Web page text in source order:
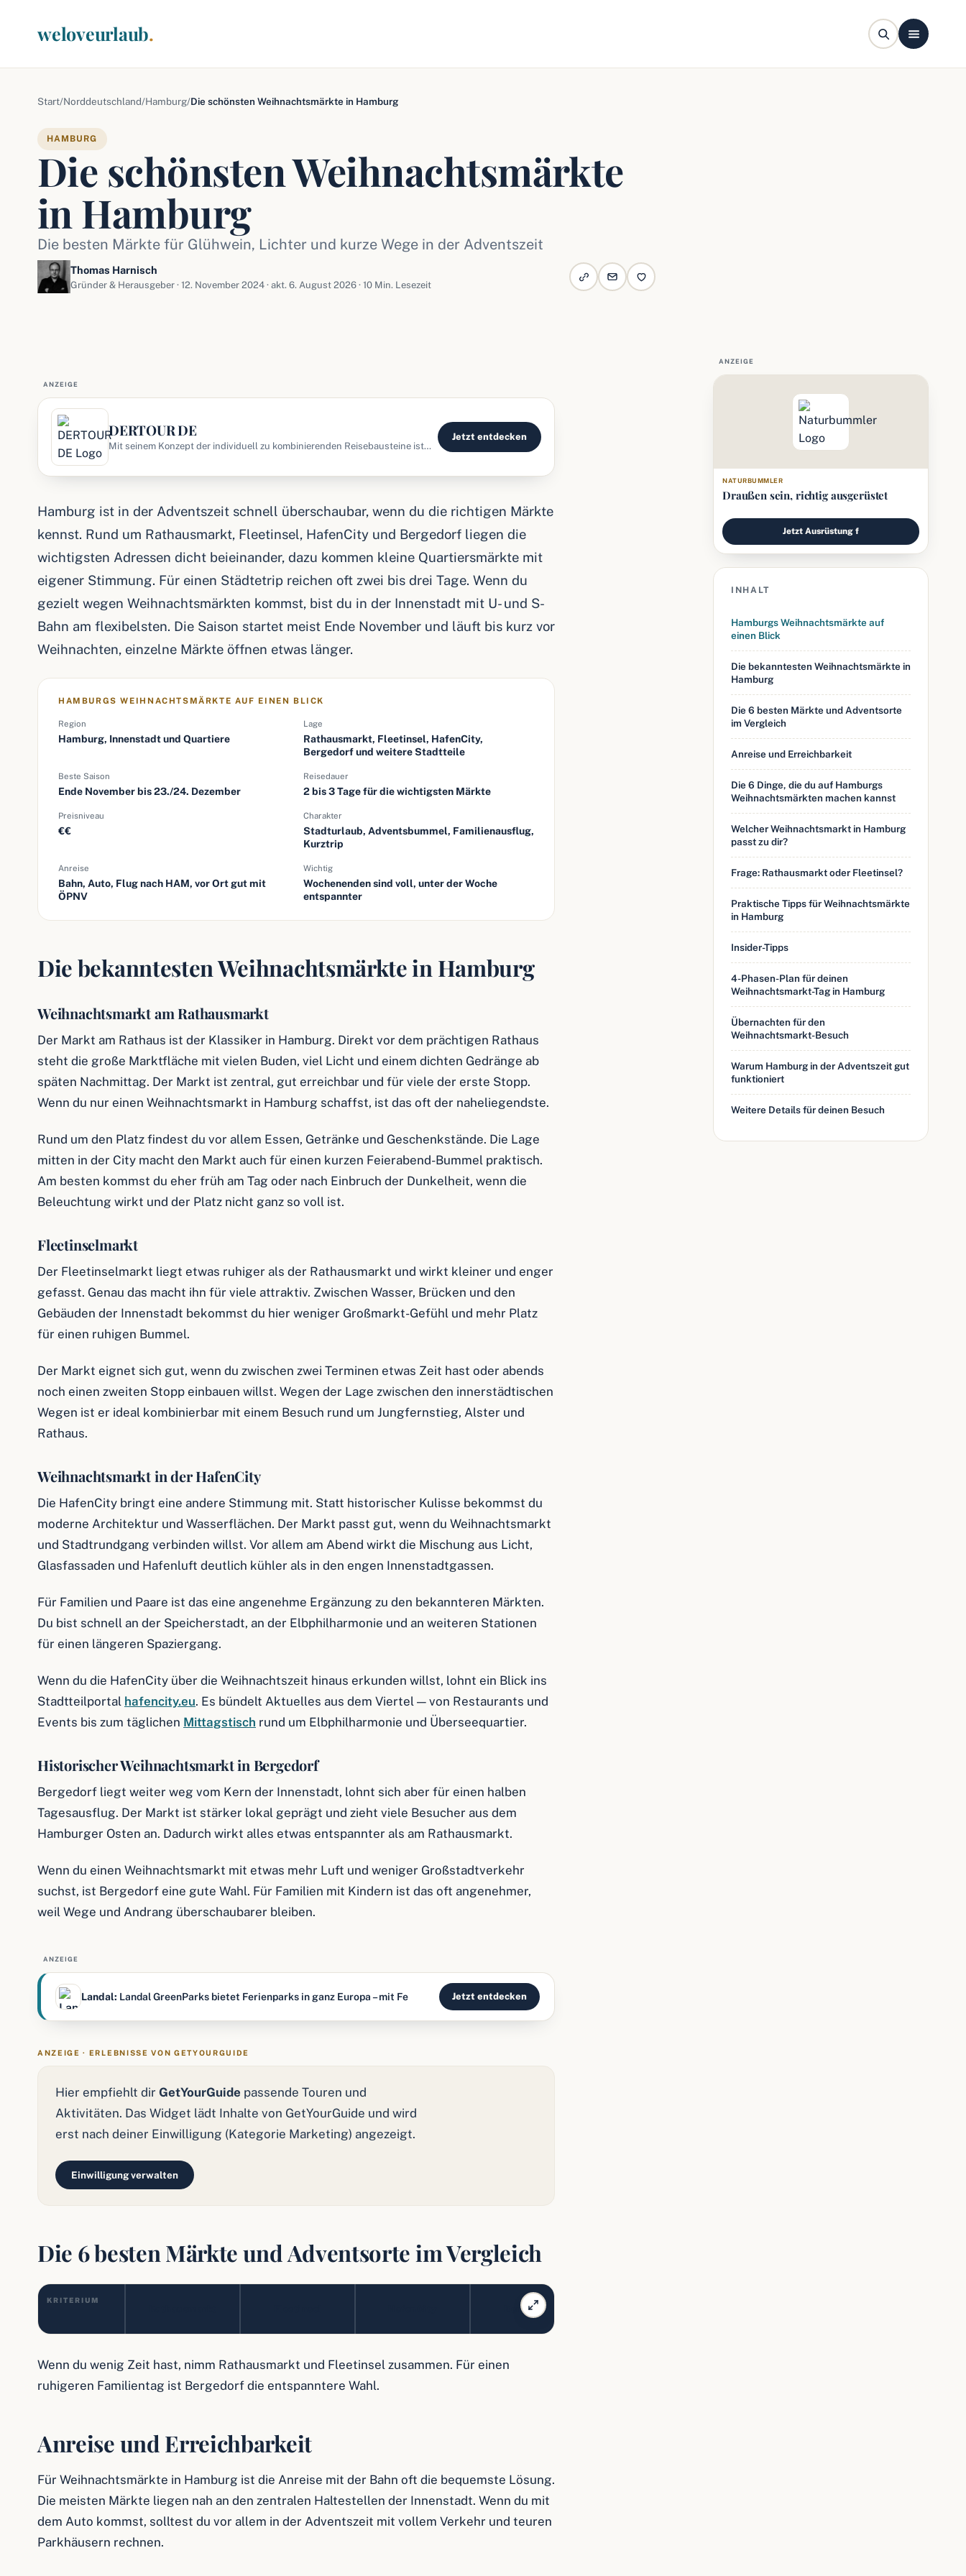
weloveurlaub.
Start/Norddeutschland/Hamburg/Die schönsten Weihnachtsmärkte in Hamburg
HAMBURG
Die schönsten Weihnachtsmärkte
in Hamburg
Die besten Märkte für Glühwein, Lichter und kurze Wege in der Adventszeit
Thomas Harnisch
Gründer & Herausgeber · 12. November 2024 · akt. 6. August 2026 · 10 Min. Lesezeit
ANZEIGE
DERTOUR DE
Mit seinem Konzept der individuell zu kombinierenden Reisebausteine ist
Jetzt entdecken
Hamburg ist in der Adventszeit schnell überschaubar, wenn du die richtigen Märkte
kennst. Rund um Rathausmarkt, Fleetinsel, HafenCity und Bergedorf liegen die
wichtigsten Adressen dicht beieinander, dazu kommen kleine Quartiersmärkte mit
eigener Stimmung. Für einen Städtetrip reichen oft zwei bis drei Tage. Wenn du
gezielt wegen Weihnachtsmärkten kommst, bist du in der Innenstadt mit U- und S-
Bahn am flexibelsten. Die Saison startet meist Ende November und läuft bis kurz vor
Weihnachten, einzelne Märkte öffnen etwas länger.
HAMBURGS WEIHNACHTSMÄRKTE AUF EINEN BLICK
Region
Hamburg, Innenstadt und Quartiere
Lage
Rathausmarkt, Fleetinsel, HafenCity,
Bergedorf und weitere Stadtteile
Beste Saison
Ende November bis 23./24. Dezember
Reisedauer
2 bis 3 Tage für die wichtigsten Märkte
Preisniveau
€€
Charakter
Stadturlaub, Adventsbummel, Familienausflug,
Kurztrip
Anreise
Bahn, Auto, Flug nach HAM, vor Ort gut mit
ÖPNV
Wichtig
Wochenenden sind voll, unter der Woche
entspannter
Die bekanntesten Weihnachtsmärkte in Hamburg
Weihnachtsmarkt am Rathausmarkt
Der Markt am Rathaus ist der Klassiker in Hamburg. Direkt vor dem prächtigen Rathaus
steht die große Marktfläche mit vielen Buden, viel Licht und einem dichten Gedränge ab
späten Nachmittag. Der Markt ist zentral, gut erreichbar und für viele der erste Stopp.
Wenn du nur einen Weihnachtsmarkt in Hamburg schaffst, ist das oft der naheliegendste.
Rund um den Platz findest du vor allem Essen, Getränke und Geschenkstände. Die Lage
mitten in der City macht den Markt auch für einen kurzen Feierabend-Bummel praktisch.
Am besten kommst du eher früh am Tag oder nach Einbruch der Dunkelheit, wenn die
Beleuchtung wirkt und der Platz nicht ganz so voll ist.
Fleetinselmarkt
Der Fleetinselmarkt liegt etwas ruhiger als der Rathausmarkt und wirkt kleiner und enger
gefasst. Genau das macht ihn für viele attraktiv. Zwischen Wasser, Brücken und den
Gebäuden der Innenstadt bekommst du hier weniger Großmarkt-Gefühl und mehr Platz
für einen ruhigen Bummel.
Der Markt eignet sich gut, wenn du zwischen zwei Terminen etwas Zeit hast oder abends
noch einen zweiten Stopp einbauen willst. Wegen der Lage zwischen den innerstädtischen
Wegen ist er ideal kombinierbar mit einem Besuch rund um Jungfernstieg, Alster und
Rathaus.
Weihnachtsmarkt in der HafenCity
Die HafenCity bringt eine andere Stimmung mit. Statt historischer Kulisse bekommst du
moderne Architektur und Wasserflächen. Der Markt passt gut, wenn du Weihnachtsmarkt
und Stadtrundgang verbinden willst. Vor allem am Abend wirkt die Mischung aus Licht,
Glasfassaden und Hafenluft deutlich kühler als in den engen Innenstadtgassen.
Für Familien und Paare ist das eine angenehme Ergänzung zu den bekannteren Märkten.
Du bist schnell an der Speicherstadt, an der Elbphilharmonie und an weiteren Stationen
für einen längeren Spaziergang.
Wenn du die HafenCity über die Weihnachtszeit hinaus erkunden willst, lohnt ein Blick ins
Stadtteilportal hafencity.eu. Es bündelt Aktuelles aus dem Viertel — von Restaurants und
Events bis zum täglichen Mittagstisch rund um Elbphilharmonie und Überseequartier.
Historischer Weihnachtsmarkt in Bergedorf
Bergedorf liegt weiter weg vom Kern der Innenstadt, lohnt sich aber für einen halben
Tagesausflug. Der Markt ist stärker lokal geprägt und zieht viele Besucher aus dem
Hamburger Osten an. Dadurch wirkt alles etwas entspannter als am Rathausmarkt.
Wenn du einen Weihnachtsmarkt mit etwas mehr Luft und weniger Großstadtverkehr
suchst, ist Bergedorf eine gute Wahl. Für Familien mit Kindern ist das oft angenehmer,
weil Wege und Andrang überschaubarer bleiben.
ANZEIGE
Landal: Landal GreenParks bietet Ferienparks in ganz Europa – mit Fe Jetzt entdecken
ANZEIGE · ERLEBNISSE VON GETYOURGUIDE
Hier empfiehlt dir GetYourGuide passende Touren und
Aktivitäten. Das Widget lädt Inhalte von GetYourGuide und wird
erst nach deiner Einwilligung (Kategorie Marketing) angezeigt.
Einwilligung verwalten
Die 6 besten Märkte und Adventsorte im Vergleich
KRITERIUM
Bergedorf60 bis 90 Minuten
Wenn du wenig Zeit hast, nimm Rathausmarkt und Fleetinsel zusammen. Für einen
ruhigeren Familientag ist Bergedorf die entspanntere Wahl.
Anreise und Erreichbarkeit
Für Weihnachtsmärkte in Hamburg ist die Anreise mit der Bahn oft die bequemste Lösung.
Die meisten Märkte liegen nah an den zentralen Haltestellen der Innenstadt. Wenn du mit
dem Auto kommst, solltest du vor allem in der Adventszeit mit vollem Verkehr und teuren
Parkhäusern rechnen.
ANZEIGE
NATURBUMMLER
Draußen sein, richtig ausgerüstet
Jetzt Ausrüstung f
INHALT
Hamburgs Weihnachtsmärkte auf
einen Blick
Die bekanntesten Weihnachtsmärkte in
Hamburg
Die 6 besten Märkte und Adventsorte
im Vergleich
Anreise und Erreichbarkeit
Die 6 Dinge, die du auf Hamburgs
Weihnachtsmärkten machen kannst
Welcher Weihnachtsmarkt in Hamburg
passt zu dir?
Frage: Rathausmarkt oder Fleetinsel?
Praktische Tipps für Weihnachtsmärkte
in Hamburg
Insider-Tipps
4-Phasen-Plan für deinen
Weihnachtsmarkt-Tag in Hamburg
Übernachten für den
Weihnachtsmarkt-Besuch
Warum Hamburg in der Adventszeit gut
funktioniert
Weitere Details für deinen Besuch